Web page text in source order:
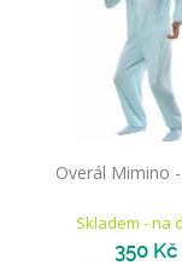
Overál Mimino
Skladem - na
350 Kč